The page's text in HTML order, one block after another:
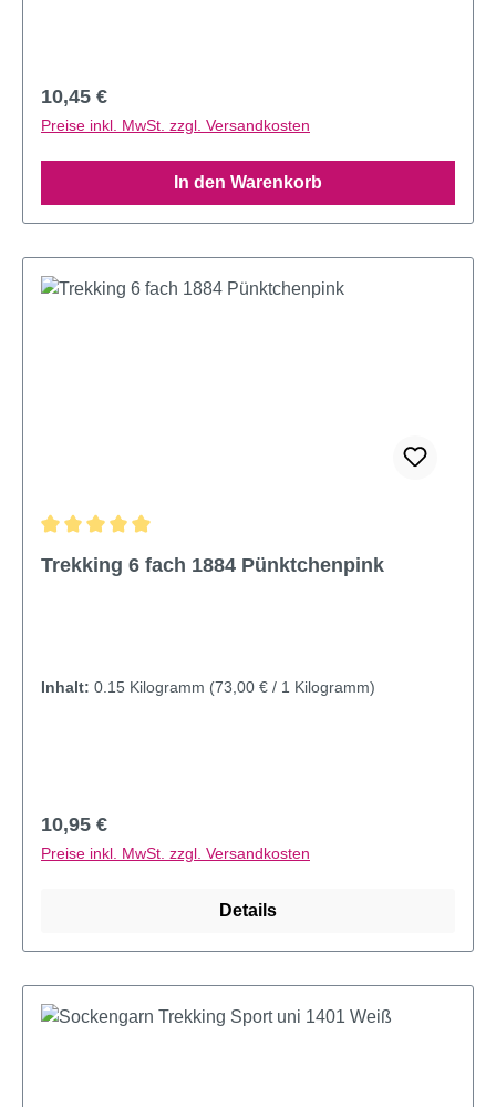
Regulärer Preis:
10,45 €
Preise inkl. MwSt. zzgl. Versandkosten
In den Warenkorb
Trekking 6 fach 1884 Pünktchenpink
Inhalt: 0.15 Kilogramm (73,00 € / 1 Kilogramm)
Regulärer Preis:
10,95 €
Preise inkl. MwSt. zzgl. Versandkosten
Details